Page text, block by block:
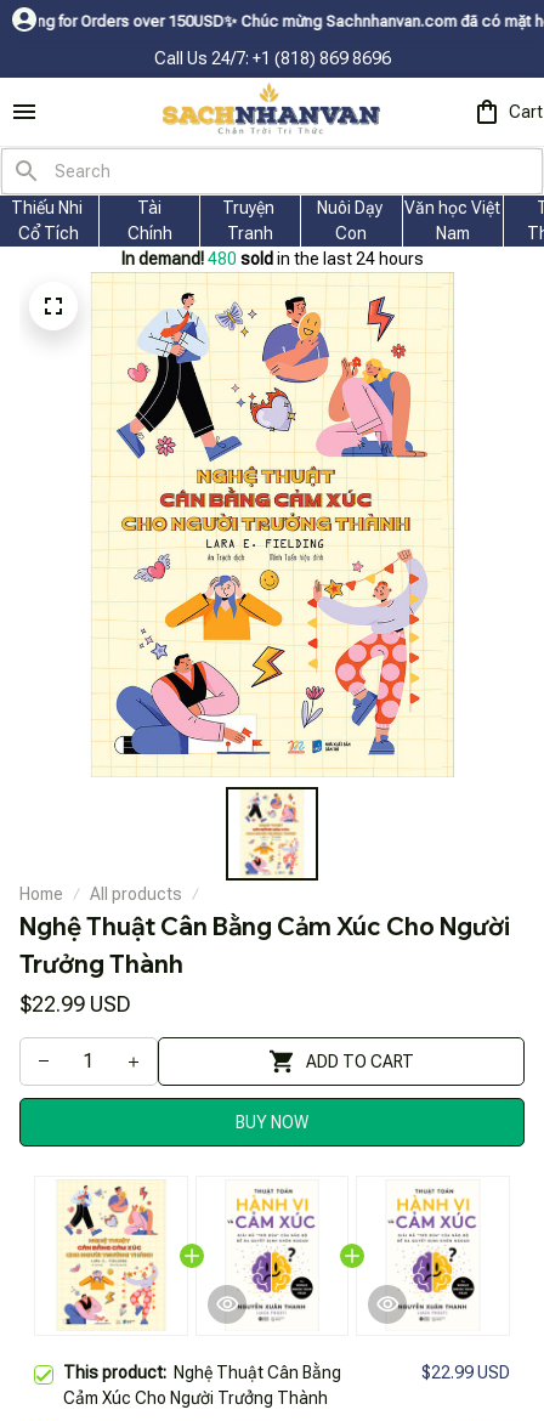
over 150USDㅤ✨Chúc mừng Sachnhanvan.com đã có mặt hơn 200
Call Us 24/7: +1 (818) 869 8696
Cart
Thiếu Nhi
Cổ Tích
Tài
Chính
Truyện
Tranh
Nuôi Dạy
Con
Văn học Việt
Nam
In demand! 482 sold in the last 24 hours
Home All products
Nghệ Thuật Cân Bằng Cảm Xúc Cho Người
Trưởng Thành
$22.99 USD
ADD TO CART
BUY NOW
This product: Nghệ Thuật Cân Bằng
Cảm Xúc Cho Người Trưởng Thành
$22.99 USD